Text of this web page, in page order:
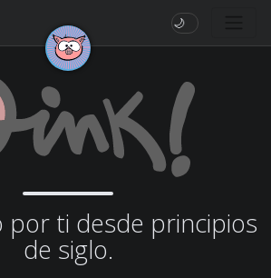
🌙
por ti desde principios
de siglo.